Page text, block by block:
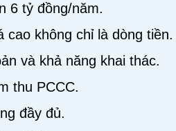
6 tỷ đồng/năm.
cao không chỉ là dòng tiền.
và khả năng khai thác.
thu PCCC.
đầy đủ.